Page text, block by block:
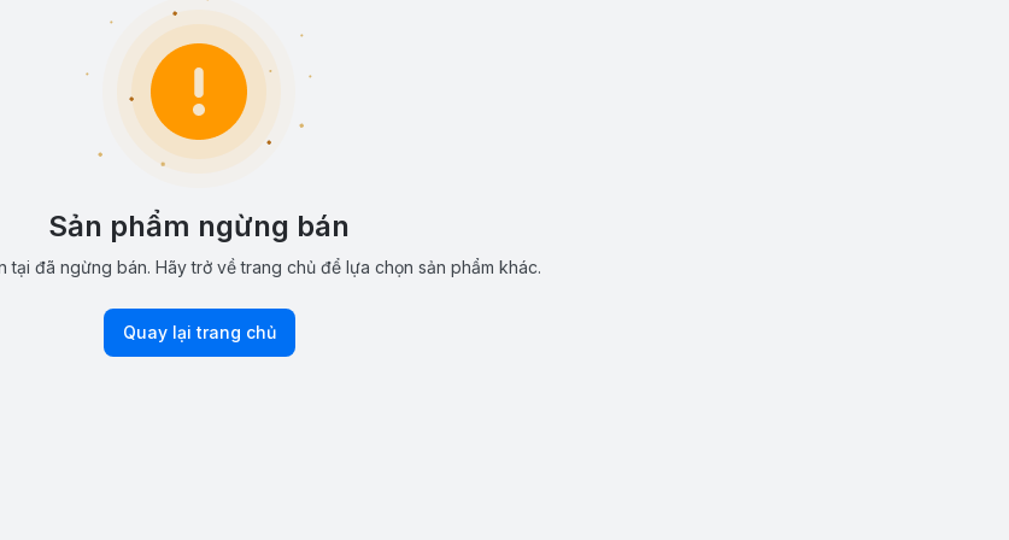
Sản phẩm ngừng bán
tại đã ngừng bán. Hãy trở về trang chủ để lựa chọn sản phẩm khác.
Quay lại trang chủ